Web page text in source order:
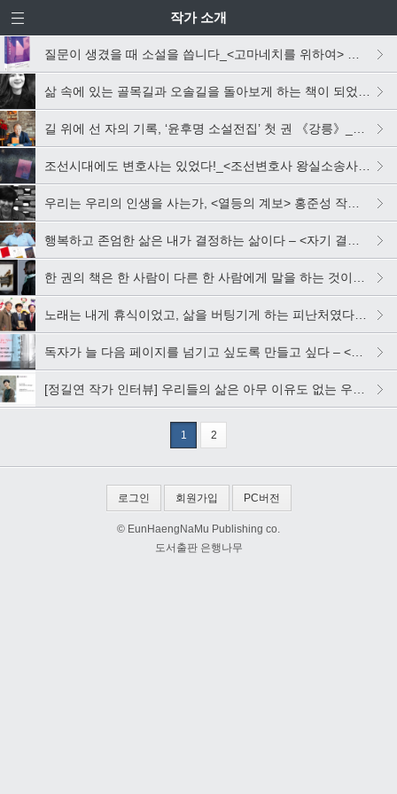
작가 소개
질문이 생겼을 때 소설을 씁니다_<고마네치를 위하여> 조남주 작가 인터뷰
삶 속에 있는 골목길과 오솔길을 돌아보게 하는 책이 되었으면 합니다_<집 떠나 집> 하유지 작가 인터뷰
길 위에 선 자의 기록, ‘윤후명 소설전집’ 첫 권 《강릉》_윤후명 작가 인터뷰
조선시대에도 변호사는 있었다!_<조선변호사 왕실소송사건> 정명섭 작가 인터뷰
우리는 우리의 인생을 사는가, <열등의 계보> 홍준성 작가 인터뷰
행복하고 존엄한 삶은 내가 결정하는 삶이다 – <자기 결정>의 작가 ‘페터 비에리’
한 권의 책은 한 사람이 다른 한 사람에게 말을 하는 것이다 – <황금방울새>의 작가 ‘도나 타트’ “
노래는 내게 휴식이었고, 삶을 버팅기게 하는 피난처였다-<노래는 누가 듣는가> 이동효 작가
독자가 늘 다음 페이지를 넘기고 싶도록 만들고 싶다 – <비밀 아파트>의 엘렌 그레미용
[정길연 작가 인터뷰] 우리들의 삶은 아무 이유도 없는 우연의 연속에 불과하다 《우연한 생》
1 2
로그인 회원가입 PC버전
© EunHaengNaMu Publishing co.
도서출판 은행나무